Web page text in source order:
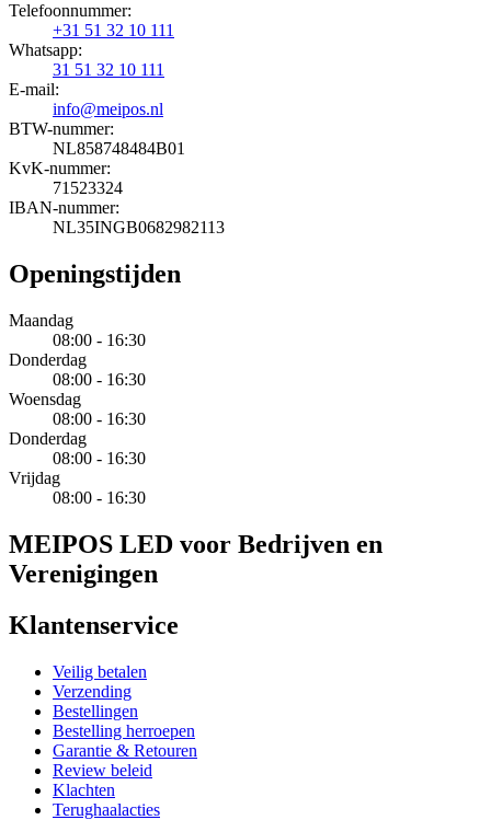
Telefoonnummer:
+31 51 32 10 111
Whatsapp:
31 51 32 10 111
E-mail:
info@meipos.nl
BTW-nummer:
NL858748484B01
KvK-nummer:
71523324
IBAN-nummer:
NL35INGB0682982113
Openingstijden
Maandag
08:00 - 16:30
Donderdag
08:00 - 16:30
Woensdag
08:00 - 16:30
Donderdag
08:00 - 16:30
Vrijdag
08:00 - 16:30
MEIPOS LED voor Bedrijven en
Verenigingen
Klantenservice
Veilig betalen
Verzending
Bestellingen
Bestelling herroepen
Garantie & Retouren
Review beleid
Klachten
Terughaalacties